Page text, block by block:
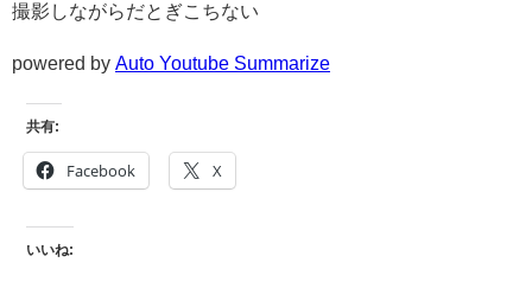
撮影しながらだとぎこちない
powered by Auto Youtube Summarize
共有:
Facebook X
いいね: